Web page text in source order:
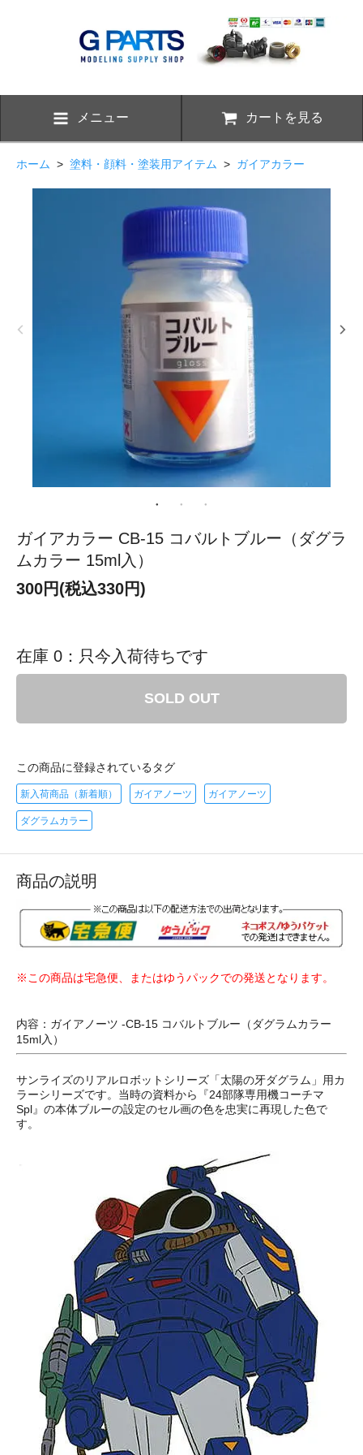
メニュー カートを見る
ホーム > 塗料・顔料・塗装用アイテム > ガイアカラー
ガイアカラー CB-15 コバルトブルー（ダグラ
ムカラー 15ml入）
300円(税込330円)
在庫 0：只今入荷待ちです
SOLD OUT
この商品に登録されているタグ
新入荷商品（新着順） ガイアノーツ ガイアノーツ
ダグラムカラー
商品の説明
※この商品は宅急便、またはゆうパックでの発送となります。
内容：ガイアノーツ -CB-15 コバルトブルー（ダグラムカラー
15ml入）
サンライズのリアルロボットシリーズ「太陽の牙ダグラム」用カ
ラーシリーズです。当時の資料から『24部隊専用機コーチマ
Spl』の本体ブルーの設定のセル画の色を忠実に再現した色で
す。